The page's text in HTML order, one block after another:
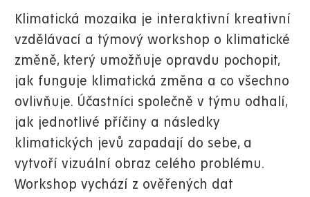
Klimatická mozaika je interaktivní kreativní
vzdělávací a týmový workshop o klimatické
změně, který umožňuje opravdu pochopit,
jak funguje klimatická změna a co všechno
ovlivňuje. Účastníci společně v týmu odhalí,
jak jednotlivé příčiny a následky
klimatických jevů zapadají do sebe, a
vytvoří vizuální obraz celého problému.
Workshop vychází z ověřených dat